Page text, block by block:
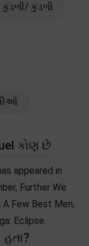
કુંડળી
કોણ છે
appeared in
Further We
Few Best Men,
Eclipse.
હતા?